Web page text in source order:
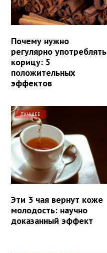
Почему нужно
регулярно употреблять
корицу: 5
положительных
эффектов
ЛУЧШЕЕ
Эти 3 чая вернут коже
молодость: научно
доказанный эффект